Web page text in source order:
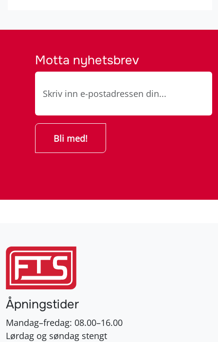
Motta nyhetsbrev
Åpningstider
Mandag–fredag: 08.00–16.00
Lørdag og søndag stengt